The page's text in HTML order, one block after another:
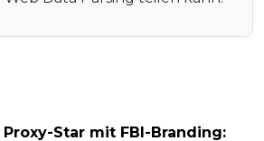
Proxy-Star mit FBI-Branding: